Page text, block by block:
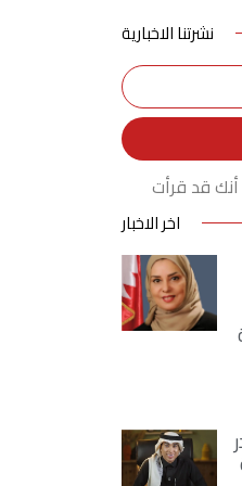
نشرتنا الاخبارية
أنك قد قرأت
اخر الاخبار